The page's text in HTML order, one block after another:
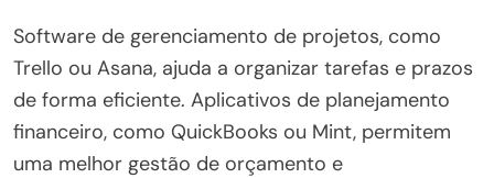
Software de gerenciamento de projetos, como
Trello ou Asana, ajuda a organizar tarefas e prazos
de forma eficiente. Aplicativos de planejamento
financeiro, como QuickBooks ou Mint, permitem
uma melhor gestão de orçamento e